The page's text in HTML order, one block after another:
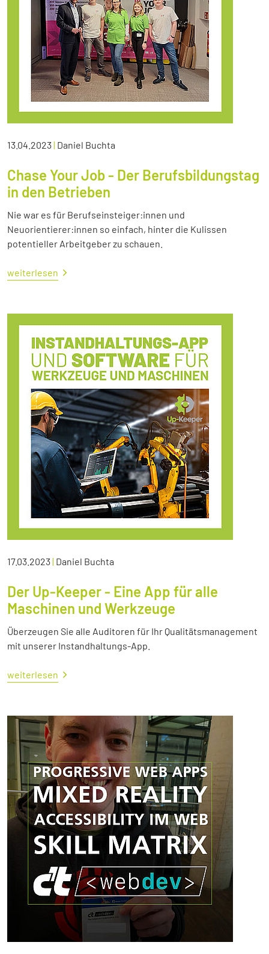
13.04.2023| Daniel Buchta
Chase Your Job - Der Berufsbildungstag
in den Betrieben
Nie war es für Berufseinsteiger:innen und
Neuorientierer:innen so einfach, hinter die Kulissen
potentieller Arbeitgeber zu schauen.
weiterlesen
17.03.2023| Daniel Buchta
Der Up-Keeper - Eine App für alle
Maschinen und Werkzeuge
Überzeugen Sie alle Auditoren für Ihr Qualitätsmanagement
mit unserer Instandhaltungs-App.
weiterlesen